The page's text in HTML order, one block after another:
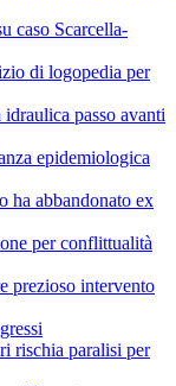
caso Scarcella-
di logopedia per
passo avanti
epidemiologica
ha abbandonato ex
per conflittualità
prezioso intervento
rischia paralisi per